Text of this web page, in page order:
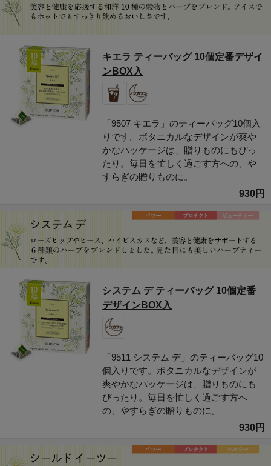
キエラ ティーバッグ 10個定番デザイ
ンBOX入
「9507 キエラ」のティーバッグ10個入
りです。ボタニカルなデザインが爽や
かなパッケージは、贈りものにもぴっ
たり。毎日を忙しく過ごす方への、や
すらぎの贈りものに。
930円
システム デ ティーバッグ 10個定番
デザインBOX入
「9511 システム デ」のティーバッグ10
個入りです。ボタニカルなデザインが
爽やかなパッケージは、贈りものにも
ぴったり。毎日を忙しく過ごす方へ
の、やすらぎの贈りものに。
930円